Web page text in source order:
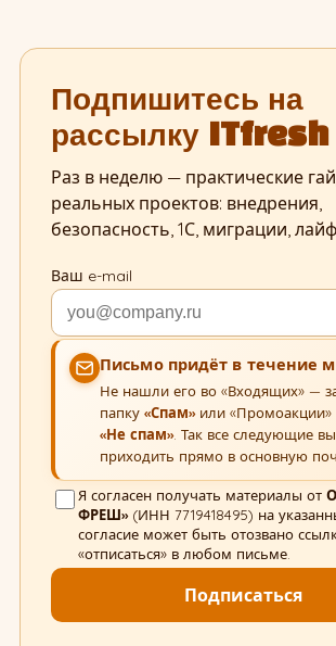
Подпишитесь на
рассылку ITfresh
Раз в неделю — практические
реальных проектов: внедрения,
безопасность, 1С, миграции,
Ваш e-mail
Письмо придёт в течение
Не нашли его во «Входящих» —
папку «Спам»или «Промоакции»
«Не спам». Так все следующие
приходить прямо в основную
Я согласен получать материалы от
ФРЕШ»(ИНН 7719418495) на
согласие может быть отозвано
«отписаться» в любом письме.
Подписаться